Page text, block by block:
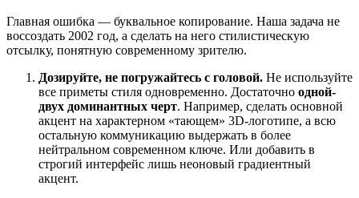
Главная ошибка — буквальное копирование. Наша задача не
воссоздать 2002 год, а сделать на него стилистическую
отсылку, понятную современному зрителю.
Дозируйте, не погружайтесь с головой. Не используйте
все приметы стиля одновременно. Достаточно одной-
двух доминантных черт. Например, сделать основной
акцент на характерном «тающем» 3D-логотипе, а всю
остальную коммуникацию выдержать в более
нейтральном современном ключе. Или добавить в
строгий интерфейс лишь неоновый градиентный
акцент.